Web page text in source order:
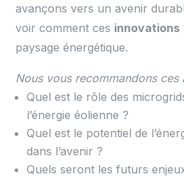
avançons vers un avenir
voir comment ces innovations
paysage énergétique.
Nous vous recommandons ces
Quel est le rôle des
l’énergie éolienne ?
Quel est le potentiel de
dans l’avenir ?
Quels seront les futurs